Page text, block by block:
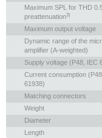
Maximum SPL for THD
preattenuation3)
Maximum output voltage
Dynamic range of the
amplifier (A-weighted)
Supply voltage (P48, IEC
Current consumption
61938)
Matching connectors
Weight
Diameter
Length